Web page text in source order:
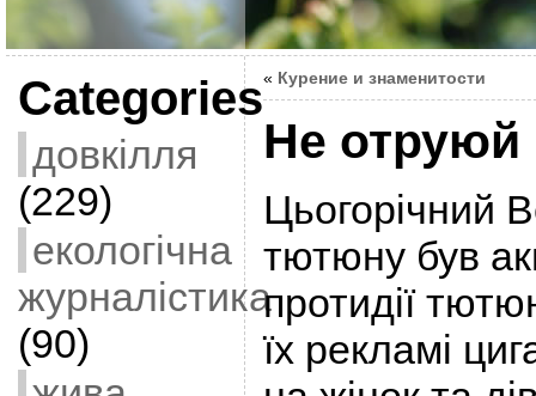
Categories
довкілля
(229)
екологічна
журналістика
(90)
« Курение и знаменитости
Не
Цьогорічний
тютюну був
протидії
їх рекламі